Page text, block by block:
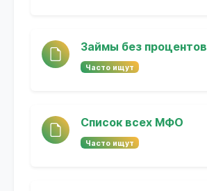
Займы без процентов
Часто ищут
Список всех МФО
Часто ищут